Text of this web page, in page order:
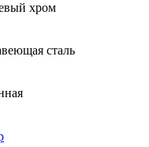
хром
сталь